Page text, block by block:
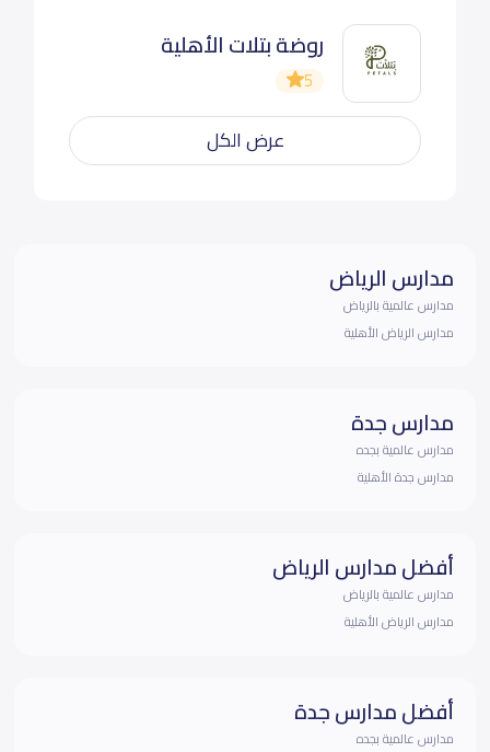
روضة بتلات الأهلية
5
عرض الكل
مدارس الرياض
مدارس عالمية بالرياض
مدارس الرياض الأهلية
مدارس جدة
مدارس عالمية بجده
مدارس جدة الأهلية
أفضل مدارس الرياض
مدارس عالمية بالرياض
مدارس الرياض الأهلية
أفضل مدارس جدة
مدارس عالمية بجده